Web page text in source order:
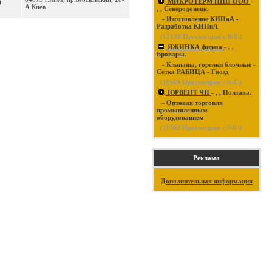
А Киев
, , Северодонецк.
- Изготовление КИПиА -
Разработка КИПиА
(12139 Просмотров с 0-0-)
ЯЖИНКА фирма - , ,
Бровары.
- Клапаны, горелки блочные -
Сетка РАБИЦА - Гвозд
(11569 Просмотров с 0-0-)
ЮРВЕНТ ЧП - , , Полтава.
- Оптовая торговля
промышленным
оборудованием
(11562 Просмотров с 0-0-)
Реклама
Дополнительная информация